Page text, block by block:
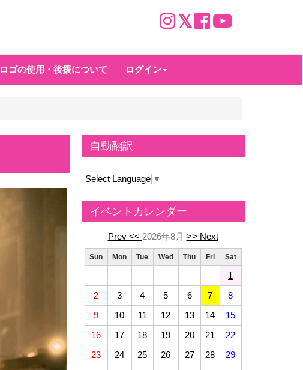
ロゴの使用・後援について ログイン
自動翻訳
Select Language ▼
イベントカレンダー
Prev << 2026年8月 >> Next
Sun Mon Tue Wed Thu Fri Sat
1
2
3 4 5 6 7
8
9
10 11 12 13 14
15
16
17 18 19 20 21
22
23
24 25 26 27 28
29